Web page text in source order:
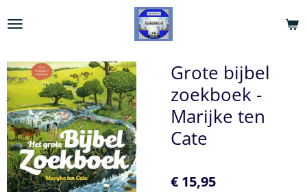
direct
de
hoofdinhoud
Grote bijbel
zoekboek -
Marijke ten
Cate
€ 15,95